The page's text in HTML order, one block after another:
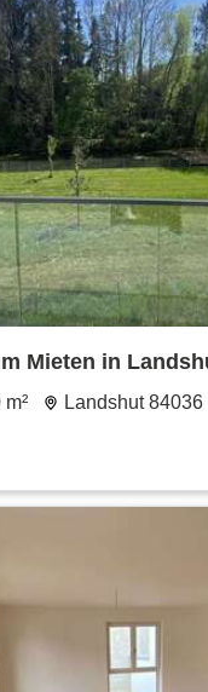
Mieten in
Landshut 84036